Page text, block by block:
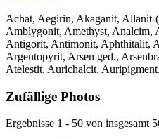
Achat, Aegirin, Akaganit, Allanit-
Amblygonit, Amethyst, Analcim,
Antigorit, Antimonit, Aphthitalit,
Argentopyrit, Arsen ged.,
Atelestit, Aurichalcit,
Zufällige Photos
Ergebnisse 1 - 50 von insgesamt